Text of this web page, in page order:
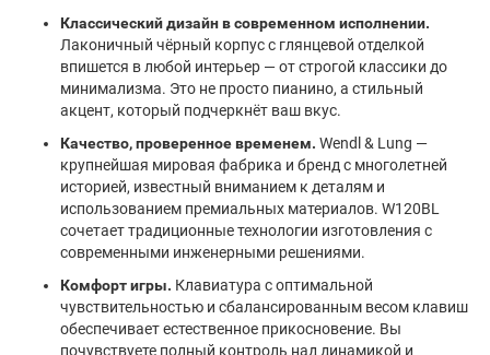
Классический дизайн в современном исполнении.
Лаконичный чёрный корпус с глянцевой отделкой
впишется в любой интерьер — от строгой классики до
минимализма. Это не просто пианино, а стильный
акцент, который подчеркнёт ваш вкус.
Качество, проверенное временем. Wendl & Lung —
крупнейшая мировая фабрика и бренд с многолетней
историей, известный вниманием к деталям и
использованием премиальных материалов. W120BL
сочетает традиционные технологии изготовления с
современными инженерными решениями.
Комфорт игры. Клавиатура с оптимальной
чувствительностью и сбалансированным весом клавиш
обеспечивает естественное прикосновение. Вы
почувствуете полный контроль над динамикой и